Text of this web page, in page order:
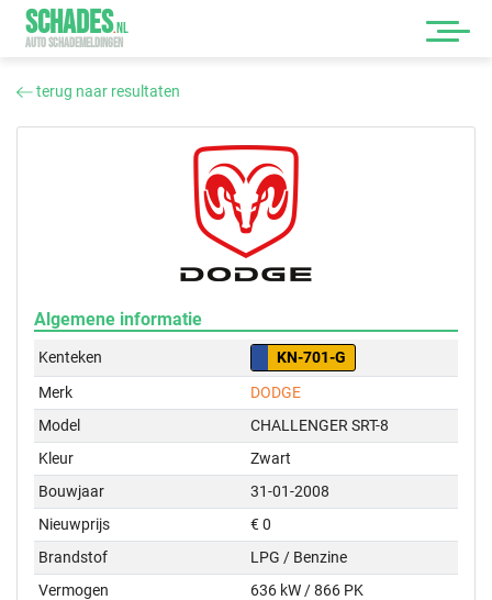
SCHADES.NL
AUTO SCHADEMELDINGEN
terug naar resultaten
Algemene informatie
Kenteken
KN-701-G
Merk
DODGE
Model
CHALLENGER SRT-8
Kleur
Zwart
Bouwjaar
31-01-2008
Nieuwprijs
€ 0
Brandstof
LPG / Benzine
Vermogen
636 kW / 866 PK